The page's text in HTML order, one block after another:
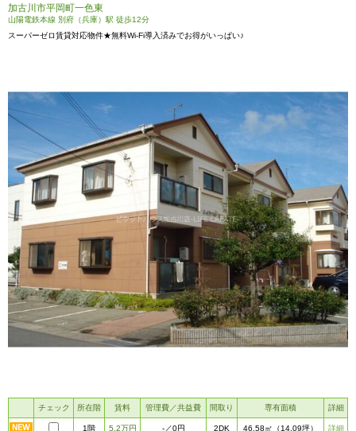
加古川市平岡町一色東
山陽電鉄本線 別府（兵庫）駅 徒歩12分
スーパーゼロ賃貸対応物件★無料Wi-Fi導入済みでお得がいっぱい♪
チェック 所在階 賃料 管理費／共益費 間取り 専有面積 詳細
1階 5.2万円 -／0円 2DK 46.58㎡ （14.09坪） 詳細